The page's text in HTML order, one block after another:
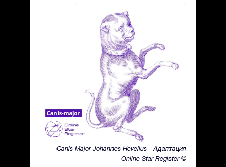
Canis Major Johannes Hevelius - Адаптация
Online Star Register ©